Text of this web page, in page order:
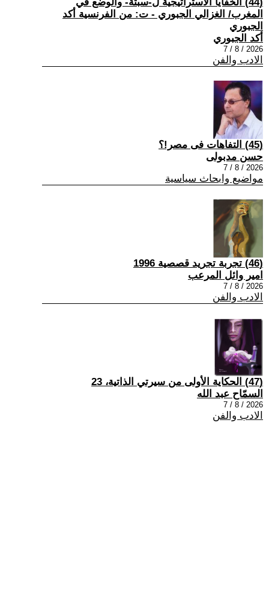
المغرب/ الغزالي الجبوري - ت: من الفرنسية أكد
الجبوري
أكد الجبوري
2026 / 8 / 7
الادب والفن
(45) التفاهات فى مصر!؟
حسن مدبولى
2026 / 8 / 7
مواضيع وابحاث سياسية
(46) تجربة تجريد قصصية 1996
امير وائل المرعب
2026 / 8 / 7
الادب والفن
(47) الحكاية الأولى من سيرتي الذاتية، 23
السمّاح عبد الله
2026 / 8 / 7
الادب والفن